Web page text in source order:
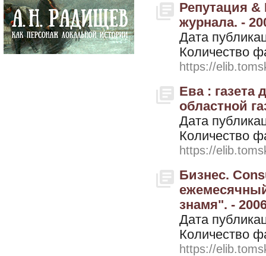
Репутация &
журнала. -
Дата
Количество
https://
Ева : газета
областной
Дата
Количество
https://
Бизнес.
знамя". -
Дата
Количество
https://